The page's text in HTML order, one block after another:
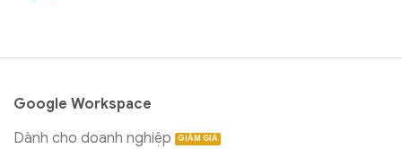
Google Workspace
Dành cho doanh nghiệp